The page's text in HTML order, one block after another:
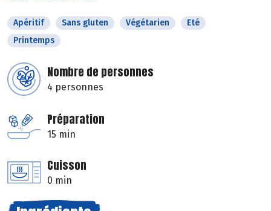
Apéritif Sans gluten Végétarien
Eté
Printemps
Nombre de personnes
4 personnes
Préparation
15 min
Cuisson
0 min